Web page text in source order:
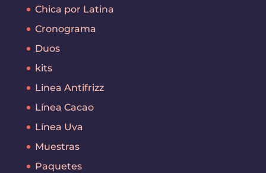
Chica por Latina
Cronograma
Duos
kits
Linea Antifrizz
Línea Cacao
Línea Uva
Muestras
Paquetes